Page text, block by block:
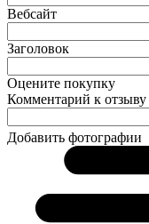
Вебсайт
Заголовок
Оцените покупку
Комментарий к отзыву
Добавить фотографии